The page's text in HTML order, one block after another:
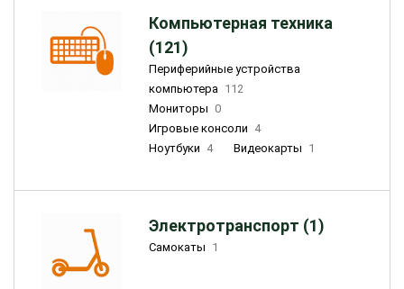
Компьютерная техника
(121)
Периферийные устройства
компьютера 112
Мониторы 0
Игровые консоли 4
Ноутбуки 4 Видеокарты 1
Электротранспорт (1)
Самокаты 1